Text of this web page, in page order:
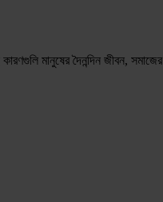
মানুষের দৈনন্দিন জীবন, সমাজের